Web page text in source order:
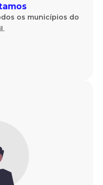
os municípios do